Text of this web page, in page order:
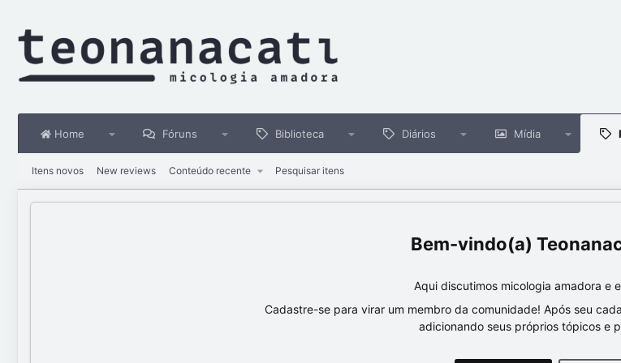
Home Fóruns Biblioteca Diários Mídia
Itens novos New reviews Conteúdo recente Pesquisar itens
Aqui discutimos micologia amadora e
Cadastre-se para virar um membro da comunidade! Após seu
adicionando seus próprios tópicos e